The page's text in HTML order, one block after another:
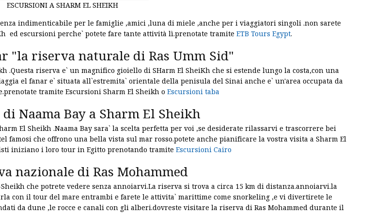
ESCURSIONI A SHARM EL SHEIKH
indimenticabile per le famiglie ,amici ,luna di miele ,anche per i viaggiatori singoli .non sarete
ed escursioni perche` potete fare tante attività lì.prenotate tramite ETB Tours Egypt.
"la riserva naturale di Ras Umm Sid"
.Questa riserva e` un magnifico gioiello di SHarm El SheiKh che si estende lungo la costa,con una
el fanar e` situata all`estremita` orientale della penisula del Sinai anche e` un'area occupata da
tramite Escursioni Sharm El Sheikh o Escursioni taba
Naama Bay a Sharm El Sheikh
El Sheikh .Naama Bay sara` la scelta perfetta per voi ,se desiderate rilassarvi e trascorrere bei
che offrono una bella vista sul mar rosso.potete anche pianificare la vostra visita a Sharm El
iniziano i loro tour in Egitto prenotando tramite Escursioni Cairo
nazionale di Ras Mohammed
che potrete vedere senza annoiarvi.La riserva si trova a circa 15 km di distanza.annoiarvi.la
con il tour del mare entrambi e farete le attivita` marittime come snorkeling ,e vi divertirete le
da dune ,le rocce e canali con gli alberi.dovreste visitare la riserva di Ras Mohammed durante il